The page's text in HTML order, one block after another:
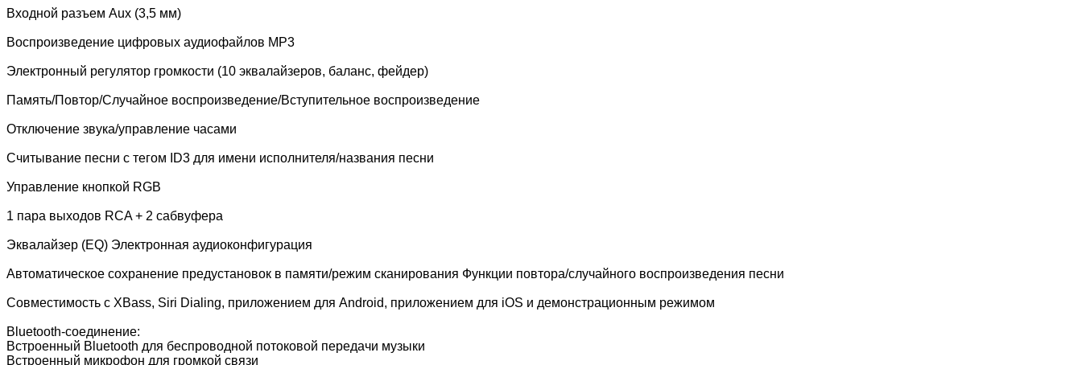
Входной разъем Aux (3,5 мм)
Воспроизведение цифровых аудиофайлов MP3
Электронный регулятор громкости (10 эквалайзеров, баланс, фейдер)
Память/Повтор/Случайное воспроизведение/Вступительное воспроизведение
Отключение звука/управление часами
Считывание песни с тегом ID3 для имени исполнителя/названия песни
Управление кнопкой RGB
1 пара выходов RCA + 2 сабвуфера
Эквалайзер (EQ) Электронная аудиоконфигурация
Автоматическое сохранение предустановок в памяти/режим сканирования Функции повтора/случайного воспроизведения песни
Совместимость с XBass, Siri Dialing, приложением для Android, приложением для iOS и демонстрационным режимом
Bluetooth-соединение:
Встроенный Bluetooth для беспроводной потоковой передачи музыки
Встроенный микрофон для громкой связи